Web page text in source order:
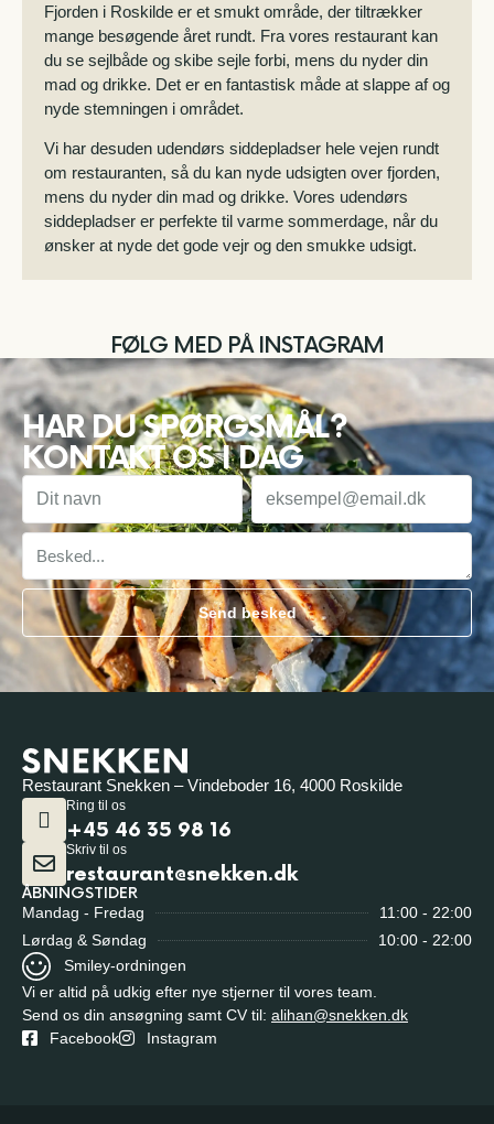
Fjorden i Roskilde er et smukt område, der tiltrækker
mange besøgende året rundt. Fra vores restaurant kan
du se sejlbåde og skibe sejle forbi, mens du nyder din
mad og drikke. Det er en fantastisk måde at slappe af og
nyde stemningen i området.
Vi har desuden udendørs siddepladser hele vejen rundt
om restauranten, så du kan nyde udsigten over fjorden,
mens du nyder din mad og drikke. Vores udendørs
siddepladser er perfekte til varme sommerdage, når du
ønsker at nyde det gode vejr og den smukke udsigt.
FØLG MED PÅ INSTAGRAM
HAR DU SPØRGSMÅL?
KONTAKT OS I DAG
Send besked
Restaurant Snekken – Vindeboder 16, 4000 Roskilde
Ring til os
+45 46 35 98 16
Skriv til os
restaurant@snekken.dk
ÅBNINGSTIDER
Mandag - Fredag
11:00 - 22:00
Lørdag & Søndag
10:00 - 22:00
Smiley-ordningen
Vi er altid på udkig efter nye stjerner til vores team.
Send os din ansøgning samt CV til: alihan@snekken.dk
Facebook
Instagram